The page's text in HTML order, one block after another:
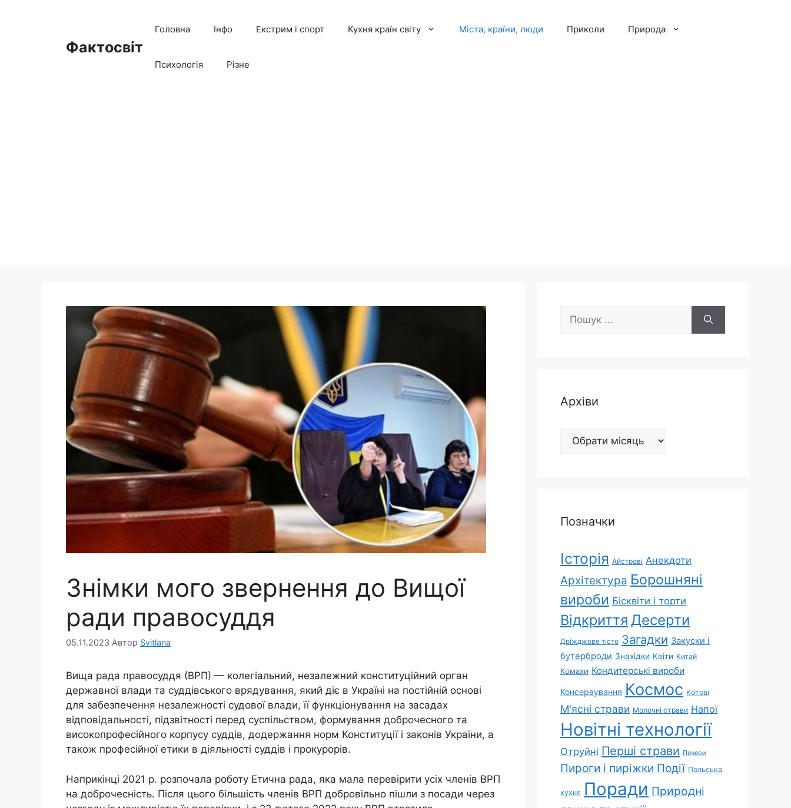
Фактосвіт
Головна Інфо Екстрим і спорт Кухня країн світу Міста, країни, люди Приколи Природа
Психологія Різне
Знімки мого звернення до Вищої
ради правосуддя
05.11.2023 Автор Svitlana
Вища рада правосуддя (ВРП) — колегіальний, незалежний конституційний орган
державної влади та суддівського врядування, який діє в Україні на постійній основі
для забезпечення незалежності судової влади, її функціонування на засадах
відповідальності, підзвітності перед суспільством, формування доброчесного та
високопрофесійного корпусу суддів, додержання норм Конституції і законів України, а
також професійної етики в діяльності суддів і прокурорів.
Наприкінці 2021 р. розпочала роботу Етична рада, яка мала перевірити усіх членів ВРП
на доброчесність. Після цього більшість членів ВРП добровільно пішли з посади через
Пошук:
Архіви
Архіви
Позначки
Історія Айстрові Анекдоти
Архітектура Борошняні
вироби Бісквіти і торти
Відкриття Десерти
Дріжджове тісто Загадки Закуски і
бутерброди Знахідки Квіти Китай
Комахи Кондитерські вироби
Консервування Космос Котові
М'ясні страви Молочні страви Напої
Новітні технології
Отруйні Перші страви Печери
Пироги і пиріжки Події Польська
кухня Поради Природні